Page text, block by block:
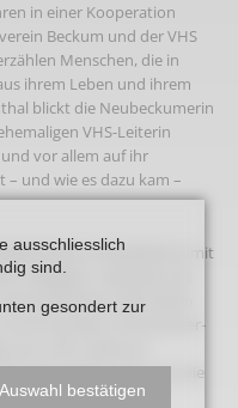
in einer Kooperation
Beckum und der VHS
Menschen, die in
ihrem Leben und ihrem
blickt die Neubeckumerin
VHS-Leiterin
vor allem auf ihr
und wie es dazu kam –
in Neubeckum mit
engagiert, viele Jahre als
Aktivitäten
ein großes Unterstützer-
wie in Beckum
Jahre gelebt wird und wie
stärkt.
ausschliesslich
sind.
gesondert zur
Auswahl bestätigen